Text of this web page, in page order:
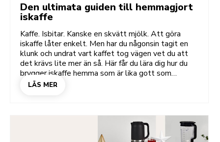
Den ultimata guiden till hemmagjort
iskaffe
Kaffe. Isbitar. Kanske en skvätt mjölk. Att göra
iskaffe låter enkelt. Men har du någonsin tagit en
klunk och undrat vart kaffet tog vägen vet du att
det krävs lite mer än så. Här får du lära dig hur du
brygger iskaffe hemma som är lika gott som
kaféernas och varför rätt maskin är A och O.
LÄS MER